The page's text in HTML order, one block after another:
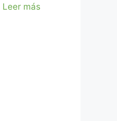
Leer más